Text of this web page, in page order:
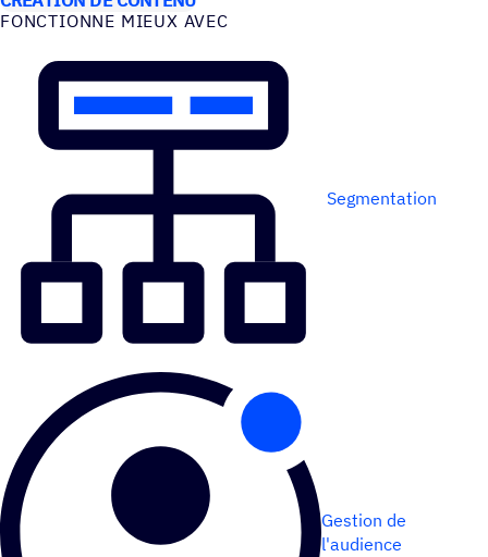
FONC­TIONNE MIEUX AVEC
Segmentation
Gestion de
l'audience